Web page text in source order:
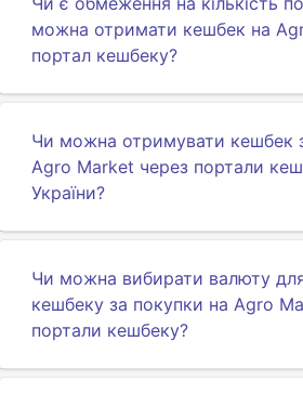
можна отримати кешбек на
портал кешбеку?
Чи можна отримувати кешбек
Agro Market через портали
України?
Чи можна вибирати валюту
кешбеку за покупки на Agro
портали кешбеку?